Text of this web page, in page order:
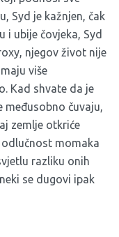
Syd je kažnjen, čak
i ubije čovjeka, Syd
njegov život nije
više
Kad shvate da je
međusobno čuvaju,
zemlje otkriće
momaka
razliku onih
se dugovi ipak